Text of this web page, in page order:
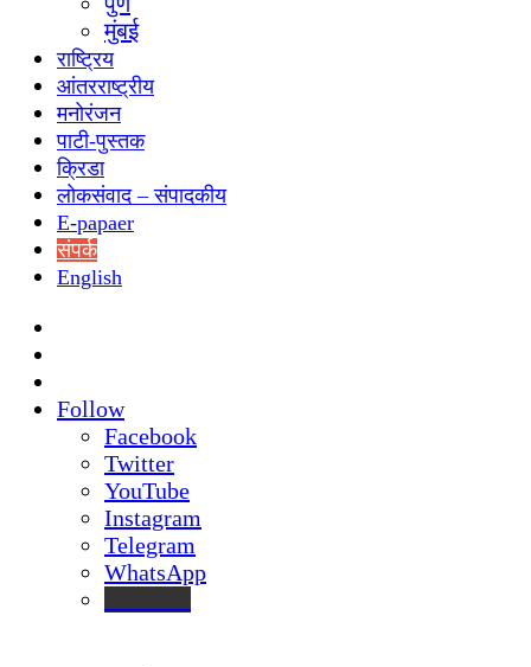
मुंबई
राष्ट्रिय
आंतरराष्ट्रीय
मनोरंजन
पाटी-पुस्तक
क्रिडा
लोकसंवाद – संपादकीय
E-papaer
संपर्क
English
Follow
Facebook
Twitter
YouTube
Instagram
Telegram
WhatsApp